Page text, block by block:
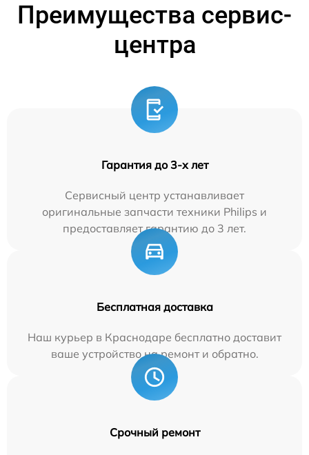
Преимущества сервис-
центра
Гарантия до 3-х лет
Сервисный центр устанавливает
оригинальные запчасти техники Philips и
предоставляет гарантию до 3 лет.
Бесплатная доставка
Наш курьер в Краснодаре бесплатно доставит
ваше устройство на ремонт и обратно.
Срочный ремонт